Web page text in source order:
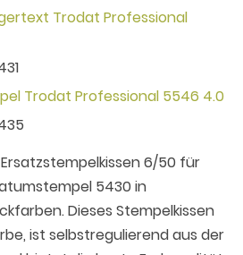
Trodat Professional
Trodat Professional 5546 4.0
6/50 für
5430 in
Dieses Stempelkissen
ist selbstregulierend aus der